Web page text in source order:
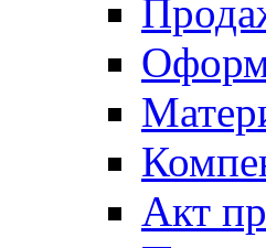
Акт